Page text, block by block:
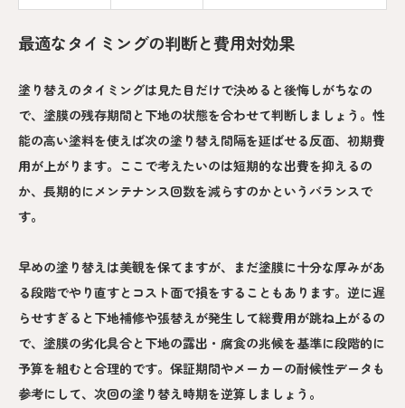
最適なタイミングの判断と費用対効果
塗り替えのタイミングは見た目だけで決めると後悔しがちなの
で、塗膜の残存期間と下地の状態を合わせて判断しましょう。性
能の高い塗料を使えば次の塗り替え間隔を延ばせる反面、初期費
用が上がります。ここで考えたいのは短期的な出費を抑えるの
か、長期的にメンテナンス回数を減らすのかというバランスで
す。
早めの塗り替えは美観を保てますが、まだ塗膜に十分な厚みがあ
る段階でやり直すとコスト面で損をすることもあります。逆に遅
らせすぎると下地補修や張替えが発生して総費用が跳ね上がるの
で、塗膜の劣化具合と下地の露出・腐食の兆候を基準に段階的に
予算を組むと合理的です。保証期間やメーカーの耐候性データも
参考にして、次回の塗り替え時期を逆算しましょう。